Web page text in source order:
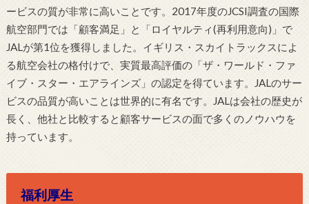
ービスの質が非常に高いことです。2017年度のJCSI調査の国際
航空部門では「顧客満足」と「ロイヤルティ(再利用意向)」で
JALが第1位を獲得しました。イギリス・スカイトラックスによ
る航空会社の格付けで、実質最高評価の「ザ・ワールド・ファ
イブ・スター・エアラインズ」の認定を得ています。JALのサー
ビスの品質が高いことは世界的に有名です。JALは会社の歴史が
長く、他社と比較すると顧客サービスの面で多くのノウハウを
持っています。
福利厚生